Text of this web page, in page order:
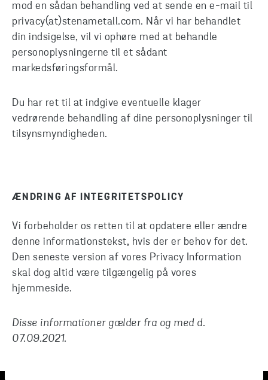
mod en sådan behandling ved at sende en e-mail til
privacy(at)stenametall.com. Når vi har behandlet
din indsigelse, vil vi ophøre med at behandle
personoplysningerne til et sådant
markedsføringsformål.
Du har ret til at indgive eventuelle klager
vedrørende behandling af dine personoplysninger til
tilsynsmyndigheden.
ÆNDRING AF INTEGRITETSPOLICY
Vi forbeholder os retten til at opdatere eller ændre
denne informationstekst, hvis der er behov for det.
Den seneste version af vores Privacy Information
skal dog altid være tilgængelig på vores
hjemmeside.
Disse informationer gælder fra og med d.
07.09.2021.